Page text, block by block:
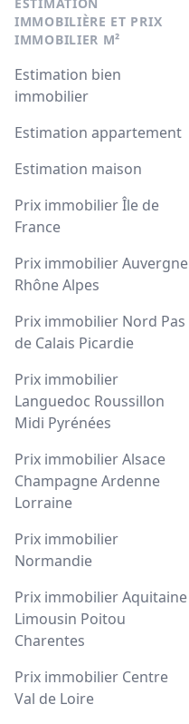
ESTIMATION
IMMOBILIÈRE ET PRIX
IMMOBILIER M²
Estimation bien
immobilier
Estimation appartement
Estimation maison
Prix immobilier Île de
France
Prix immobilier Auvergne
Rhône Alpes
Prix immobilier Nord Pas
de Calais Picardie
Prix immobilier
Languedoc Roussillon
Midi Pyrénées
Prix immobilier Alsace
Champagne Ardenne
Lorraine
Prix immobilier
Normandie
Prix immobilier Aquitaine
Limousin Poitou
Charentes
Prix immobilier Centre
Val de Loire